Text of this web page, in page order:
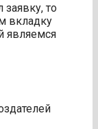
заявку, то
вкладку
являемся